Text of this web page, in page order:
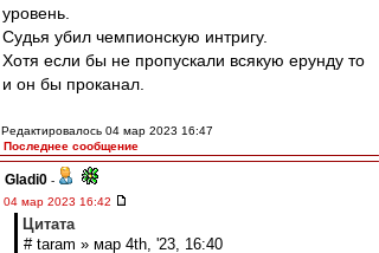
уровень.
Судья убил чемпионскую интригу.
Хотя если бы не пропускали всякую ерунду то
и он бы проканал.
Редактировалось 04 мар 2023 16:47
Последнее сообщение
Gladi0 -
04 мар 2023 16:42
Цитата
# taram » мар 4th, '23, 16:40